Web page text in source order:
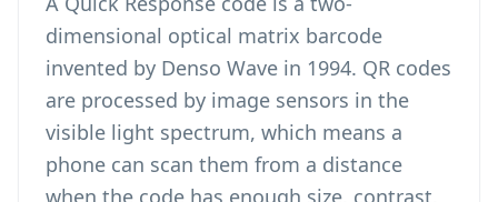
dimensional optical matrix barcode
invented by Denso Wave in 1994. QR codes
are processed by image sensors in the
visible light spectrum, which means a
phone can scan them from a distance
when the code has enough size, contrast,